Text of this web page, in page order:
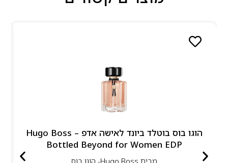
הוגו בוס בוטלד ביונד לאישה אדפ – Hugo Boss
Bottled Beyond for Women EDP
מבית Hugo Boss- הוגו בוס